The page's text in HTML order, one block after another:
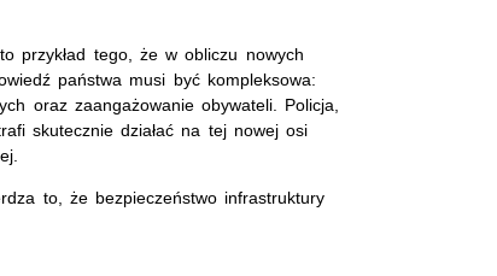
przykład tego, że w obliczu nowych
państwa musi być kompleksowa:
oraz zaangażowanie obywateli. Policja,
skutecznie działać na tej nowej osi
to, że bezpieczeństwo infrastruktury